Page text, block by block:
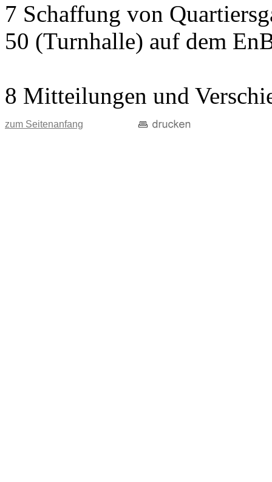
7 Schaffung von
50 (Turnhalle) auf dem
8 Mitteilungen und
zum Seitenanfang